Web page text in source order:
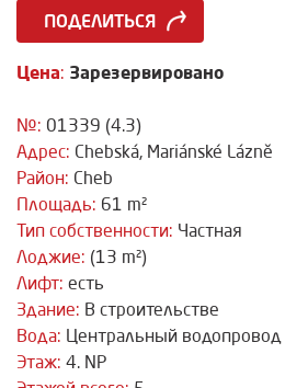
ПОДЕЛИТЬСЯ
Цена: Зарезервировано
№: 01339 (4.3)
Адрес: Chebská, Mariánské Lázně
Район: Cheb
Площадь: 61 m²
Тип собственности: Частная
Лоджие: (13 m²)
Лифт: есть
Здание: В строительстве
Вода: Центральный водопровод
Этаж: 4. NP